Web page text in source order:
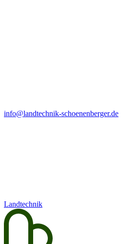
info@landtechnik-schoenenberger.de
Landtechnik